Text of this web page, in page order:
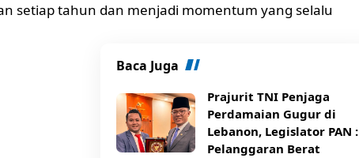
setiap tahun dan menjadi momentum yang selalu
Baca Juga
Prajurit TNI Penjaga
Perdamaian Gugur di
Lebanon, Legislator PAN :
Pelanggaran Berat